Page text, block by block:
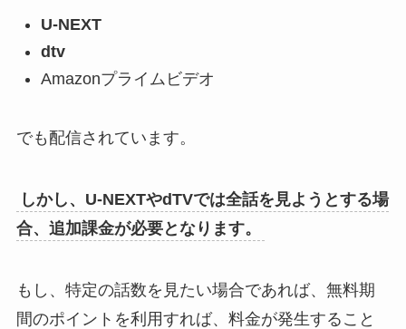
U-NEXT
dtv
Amazonプライムビデオ
でも配信されています。
しかし、U-NEXTやdTVでは全話を見ようとする場
合、追加課金が必要となります。
もし、特定の話数を見たい場合であれば、無料期
間のポイントを利用すれば、料金が発生すること